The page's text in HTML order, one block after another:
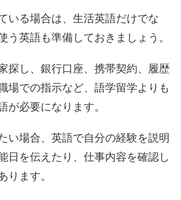
いる場合は、生活英語だけでな
う英語も準備しておきましょう。
探し、銀行口座、携帯契約、履歴
場での指示など、語学留学よりも
が必要になります。
い場合、英語で自分の経験を説明
日を伝えたり、仕事内容を確認し
ります。